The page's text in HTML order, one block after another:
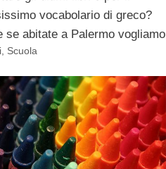
vocabolario di greco?
se abitate a Palermo vogliamo
Scuola